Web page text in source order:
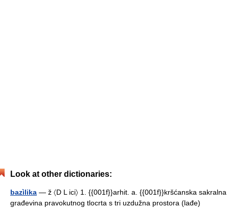
Look at other dictionaries:
bazìlika — ž 〈D L ici〉 1. {{001f}}arhit. a. {{001f}}kršćanska sakralna
građevina pravokutnog tlocrta s tri uzdužna prostora (lađe)